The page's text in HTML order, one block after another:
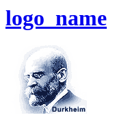
logo_name